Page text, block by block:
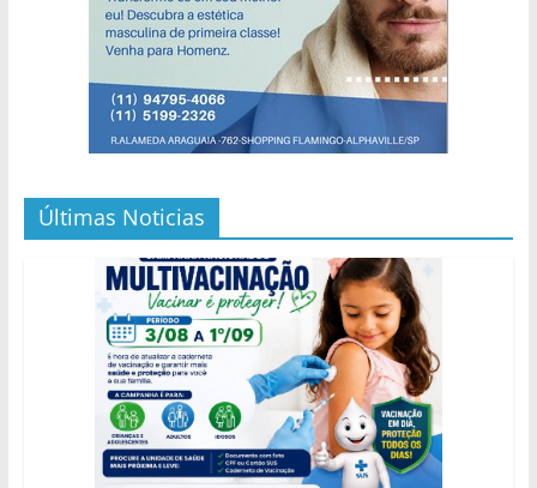
Últimas Noticias